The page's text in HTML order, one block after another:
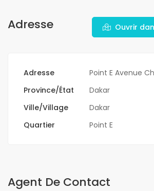
Adresse Ouvrir
Adresse
Point E Avenue
Province/État
Dakar
Ville/Village
Dakar
Quartier
Point E
Agent De Contact